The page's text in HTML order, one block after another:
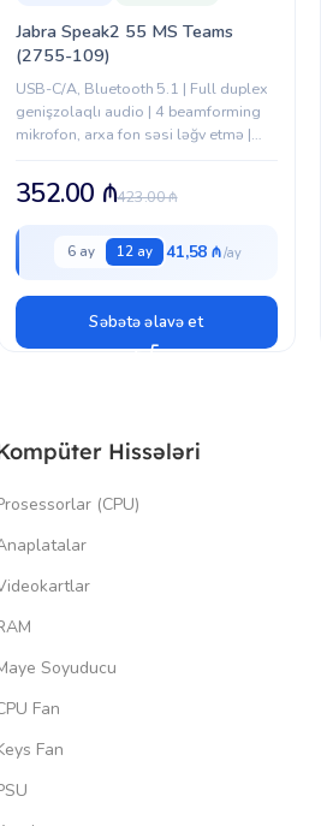
Jabra Speak2 55 MS Teams
(2755-109)
USB-C/A, Bluetooth 5.1 | Full duplex
genişzolaqlı audio | 4 beamforming
mikrofon, arxa fon səsi ləğv etmə |
USB, 2× Bluetooth | 12 saat...
423.00₼
352.00 ₼
6 ay 12 ay 41,58 ₼
Səbətə əlavə et
Hissələri
(CPU)
Soyuducu
Fan
Fan